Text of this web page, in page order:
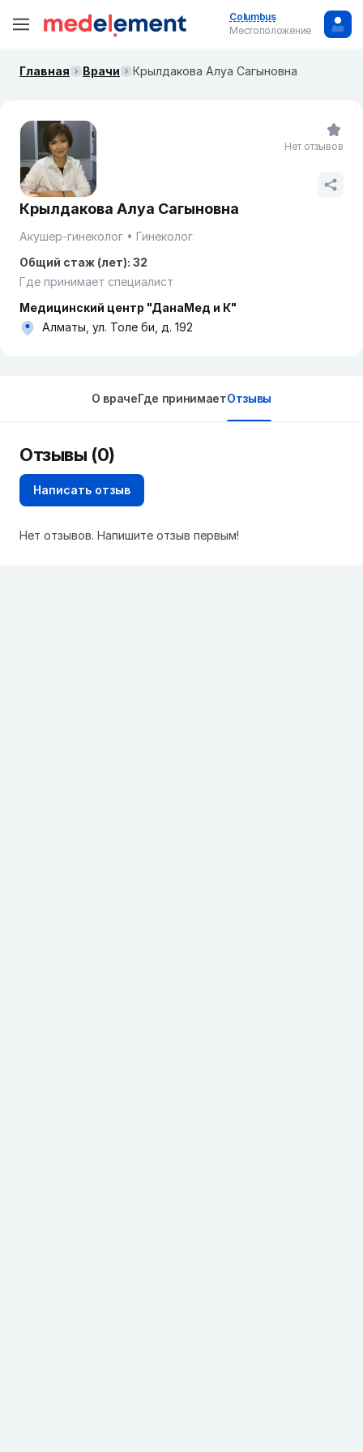
Columbus
Местоположение
Главная Врачи Крылдакова Алуа Сагыновна
Крылдакова Алуа Сагыновна
Акушер-гинеколог
Гинеколог
Общий стаж (лет): 32
Где принимает специалист
Медицинский центр "ДанаМед и К"
Алматы, ул. Толе би, д. 192
Нет отзывов
О врачеГде принимаетОтзывы
Отзывы (0)
Написать отзыв
Нет отзывов. Напишите отзыв первым!